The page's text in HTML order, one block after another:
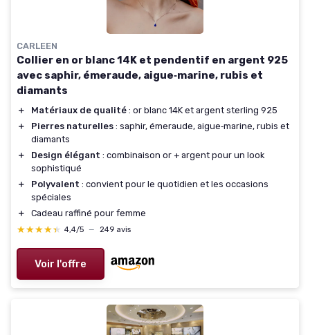
CARLEEN
Collier en or blanc 14K et pendentif en argent 925
avec saphir, émeraude, aigue‑marine, rubis et
diamants
＋ Matériaux de qualité : or blanc 14K et argent sterling 925
＋
Pierres naturelles : saphir, émeraude, aigue‑marine, rubis et
diamants
＋
Design élégant : combinaison or + argent pour un look
sophistiqué
＋
Polyvalent : convient pour le quotidien et les occasions
spéciales
＋
Cadeau raffiné pour femme
★★★★★
★★★★★ 4,4/5 — 249 avis
Voir l'offre